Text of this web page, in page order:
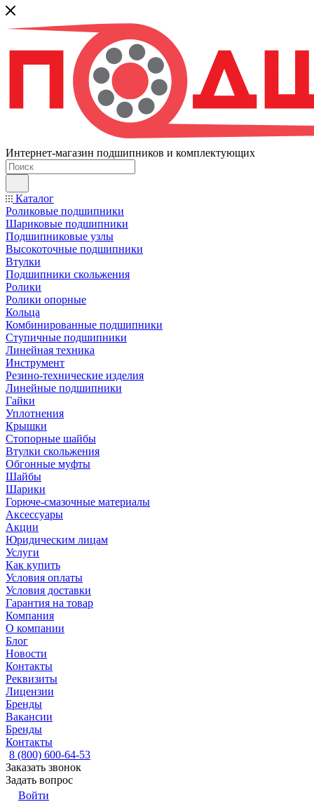
Интернет-магазин подшипников и комплектующих
Каталог
Роликовые подшипники
Шариковые подшипники
Подшипниковые узлы
Высокоточные подшипники
Втулки
Подшипники скольжения
Ролики
Ролики опорные
Кольца
Комбинированные подшипники
Ступичные подшипники
Линейная техника
Инструмент
Резино-технические изделия
Линейные подшипники
Гайки
Уплотнения
Крышки
Стопорные шайбы
Втулки скольжения
Обгонные муфты
Шайбы
Шарики
Горюче-смазочные материалы
Аксессуары
Акции
Юридическим лицам
Услуги
Как купить
Условия оплаты
Условия доставки
Гарантия на товар
Компания
О компании
Блог
Новости
Контакты
Реквизиты
Лицензии
Бренды
Вакансии
Бренды
Контакты
8 (800) 600-64-53
Заказать звонок
Задать вопрос
Войти